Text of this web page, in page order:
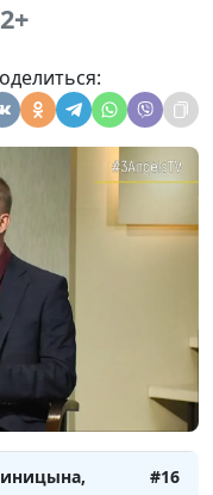
аспирант
аспирант
#16